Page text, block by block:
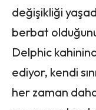
değişikliği
berbat
Delphic
ediyor, kendi
her zaman